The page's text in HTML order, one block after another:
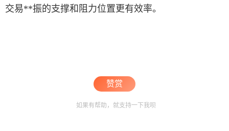
交易**振的支撑和阻力位置更有效率。
赞赏
如果有帮助，就支持一下我呗